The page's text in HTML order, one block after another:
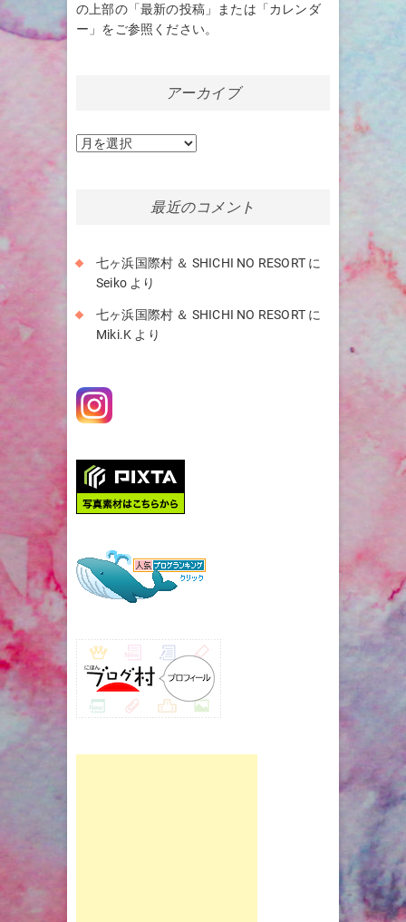
の上部の「最新の投稿」または「カレンダ
ー」をご参照ください。
アーカイブ
ア
最近のコメント
七ヶ浜国際村 ＆ SHICHI NO RESORT に
Seiko より
七ヶ浜国際村 ＆ SHICHI NO RESORT に
Miki.K より